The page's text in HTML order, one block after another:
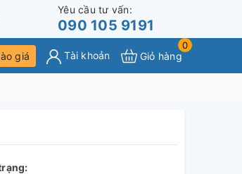
Yêu cầu tư vấn:
090 105 9191
giá Tài khoản
0
Giỏ hàng